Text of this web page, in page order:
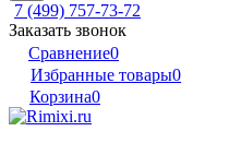
7 (499) 757-73-72
Заказать звонок
Сравнение0
Избранные товары0
Корзина0